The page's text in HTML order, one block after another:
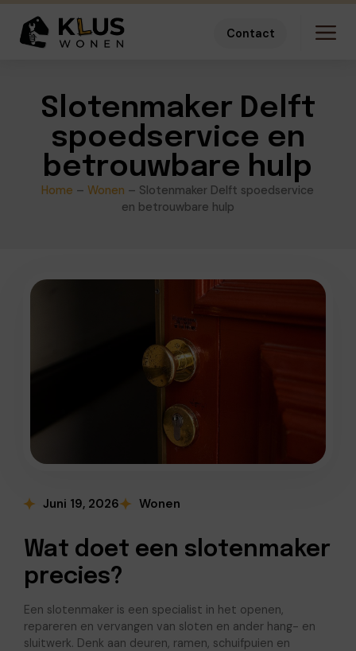
Contact
Slotenmaker Delft
spoedservice en
betrouwbare hulp
Home –Wonen – Slotenmaker Delft spoedservice
en betrouwbare hulp
Juni 19, 2026 Wonen
Wat doet een slotenmaker
precies?
Een slotenmaker is een specialist in het openen,
repareren en vervangen van sloten en ander hang- en
sluitwerk. Denk aan deuren, ramen, schuifpuien en